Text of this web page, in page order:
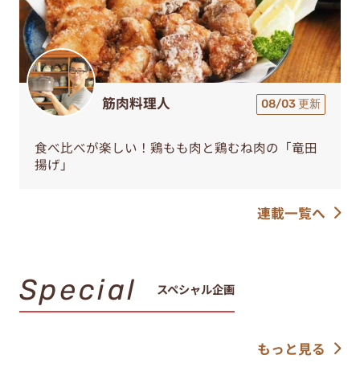
筋肉料理人 08/03 更新
食べ比べが楽しい！鶏もも肉と鶏むね肉の「竜田
揚げ」
連載一覧へ
Special スペシャル企画
もっと見る